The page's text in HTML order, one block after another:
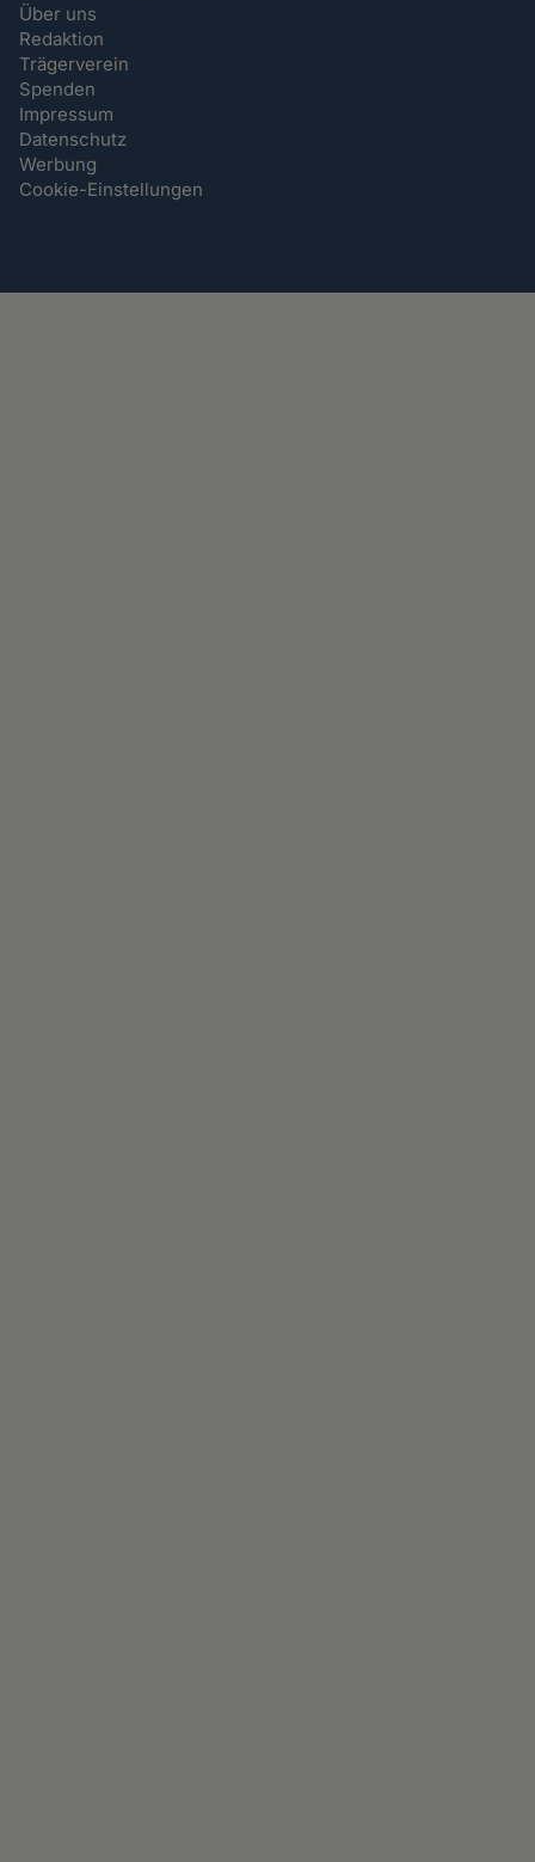
Über uns
Redaktion
Trägerverein
Spenden
Impressum
Datenschutz
Werbung
Cookie-Einstellungen